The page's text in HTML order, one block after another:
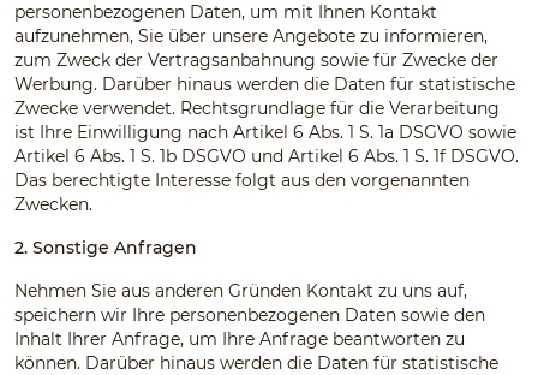
personenbezogenen Daten, um mit Ihnen Kontakt
aufzunehmen, Sie über unsere Angebote zu informieren,
zum Zweck der Vertragsanbahnung sowie für Zwecke der
Werbung. Darüber hinaus werden die Daten für statistische
Zwecke verwendet. Rechtsgrundlage für die Verarbeitung
ist Ihre Einwilligung nach Artikel 6 Abs. 1 S. 1a DSGVO sowie
Artikel 6 Abs. 1 S. 1b DSGVO und Artikel 6 Abs. 1 S. 1f DSGVO.
Das berechtigte Interesse folgt aus den vorgenannten
Zwecken.
2. Sonstige Anfragen
Nehmen Sie aus anderen Gründen Kontakt zu uns auf,
speichern wir Ihre personenbezogenen Daten sowie den
Inhalt Ihrer Anfrage, um Ihre Anfrage beantworten zu
können. Darüber hinaus werden die Daten für statistische